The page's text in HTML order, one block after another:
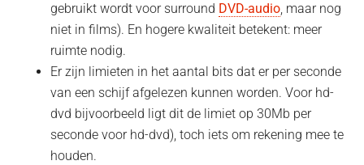
gebruikt wordt voor surround DVD-audio, maar nog
niet in films). En hogere kwaliteit betekent: meer
ruimte nodig.
Er zijn limieten in het aantal bits dat er per seconde
van een schijf afgelezen kunnen worden. Voor hd-
dvd bijvoorbeeld ligt dit de limiet op 30Mb per
seconde voor hd-dvd), toch iets om rekening mee te
houden.